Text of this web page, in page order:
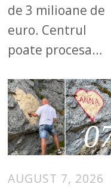
de 3 milioane de
euro. Centrul
poate procesa…
AUGUST 7, 2026